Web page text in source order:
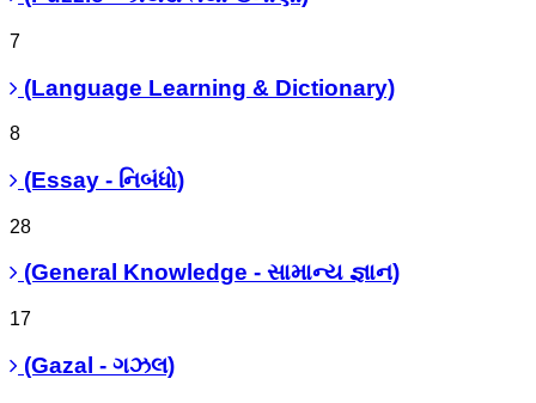
7
(Language Learning & Dictionary)
8
(Essay - નિબંધો)
28
(General Knowledge - સામાન્ય જ્ઞાન)
17
(Gazal - ગઝલ)